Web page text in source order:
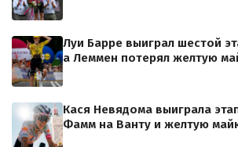
Луи Барре выиграл шестой
а Леммен потерял желтую
Кася Невядома выиграла
Фамм на Ванту и желтую